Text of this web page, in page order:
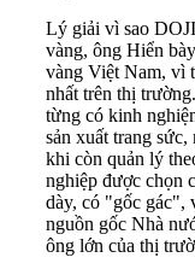
Lý giải vì sao
vàng, ông Hiển
vàng Việt Nam, vì
nhất trên thị
từng có kinh
sản xuất trang
khi còn quản lý
nghiệp được chọn
dày, có "gốc gác",
nguồn gốc Nhà
ông lớn của thị